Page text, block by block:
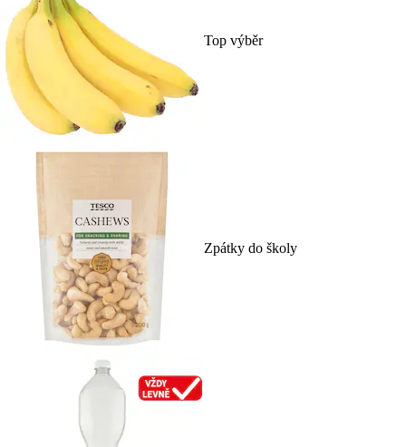
Top výběr
Zpátky do školy